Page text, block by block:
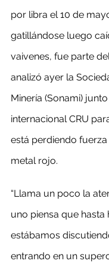
por libra el 10 de
gatillándose luego
vaivenes, fue parte
analizó ayer la
Minería (Sonami)
internacional CRU
está perdiendo
metal rojo.
“Llama un poco la
uno piensa que hasta
estábamos
entrando en un